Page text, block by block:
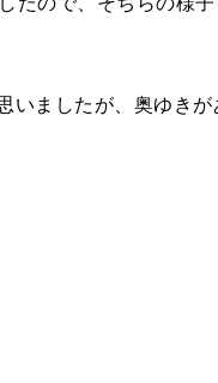
ましたが、奥ゆきが